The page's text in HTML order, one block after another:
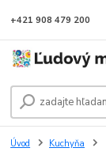
+421 908 479 200
Úvod Kuchyňa